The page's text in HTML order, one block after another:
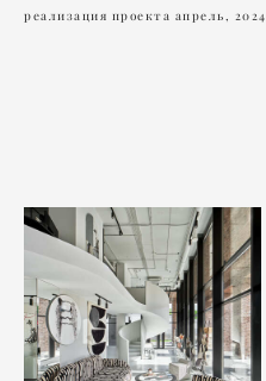
реализация проекта апрель, 2024